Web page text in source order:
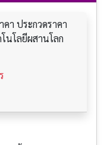
า ประกวดราคา
นโลยีผสานโลก